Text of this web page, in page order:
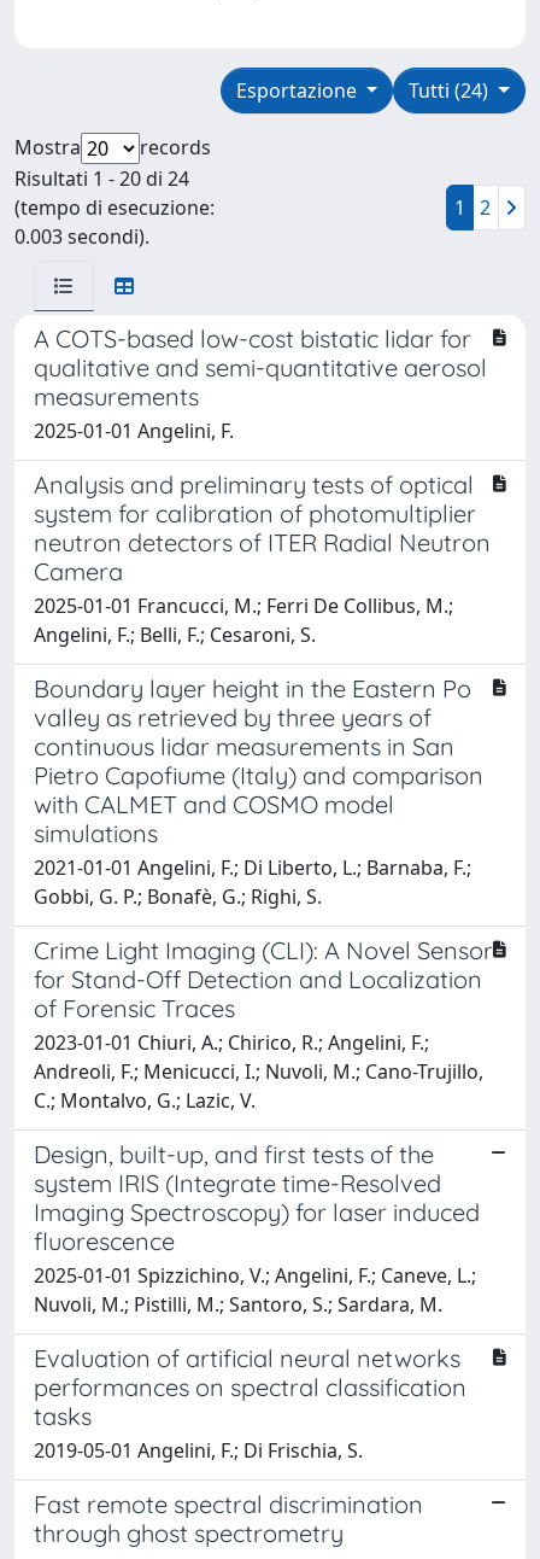
Tutti (24)
Esportazione
Mostra
records
Risultati 1 - 20 di 24
(tempo di esecuzione:
0.003 secondi).
1 2
A COTS-based low-cost bistatic lidar for
qualitative and semi-quantitative aerosol
measurements
2025-01-01 Angelini, F.
Analysis and preliminary tests of optical
system for calibration of photomultiplier
neutron detectors of ITER Radial Neutron
Camera
2025-01-01 Francucci, M.; Ferri De Collibus, M.;
Angelini, F.; Belli, F.; Cesaroni, S.
Boundary layer height in the Eastern Po
valley as retrieved by three years of
continuous lidar measurements in San
Pietro Capofiume (Italy) and comparison
with CALMET and COSMO model
simulations
2021-01-01 Angelini, F.; Di Liberto, L.; Barnaba, F.;
Gobbi, G. P.; Bonafè, G.; Righi, S.
Crime Light Imaging (CLI): A Novel Sensor
for Stand-Off Detection and Localization
of Forensic Traces
2023-01-01 Chiuri, A.; Chirico, R.; Angelini, F.;
Andreoli, F.; Menicucci, I.; Nuvoli, M.; Cano-Trujillo,
C.; Montalvo, G.; Lazic, V.
Design, built-up, and first tests of the
system IRIS (Integrate time-Resolved
Imaging Spectroscopy) for laser induced
fluorescence
2025-01-01 Spizzichino, V.; Angelini, F.; Caneve, L.;
Nuvoli, M.; Pistilli, M.; Santoro, S.; Sardara, M.
Evaluation of artificial neural networks
performances on spectral classification
tasks
2019-05-01 Angelini, F.; Di Frischia, S.
Fast remote spectral discrimination
through ghost spectrometry